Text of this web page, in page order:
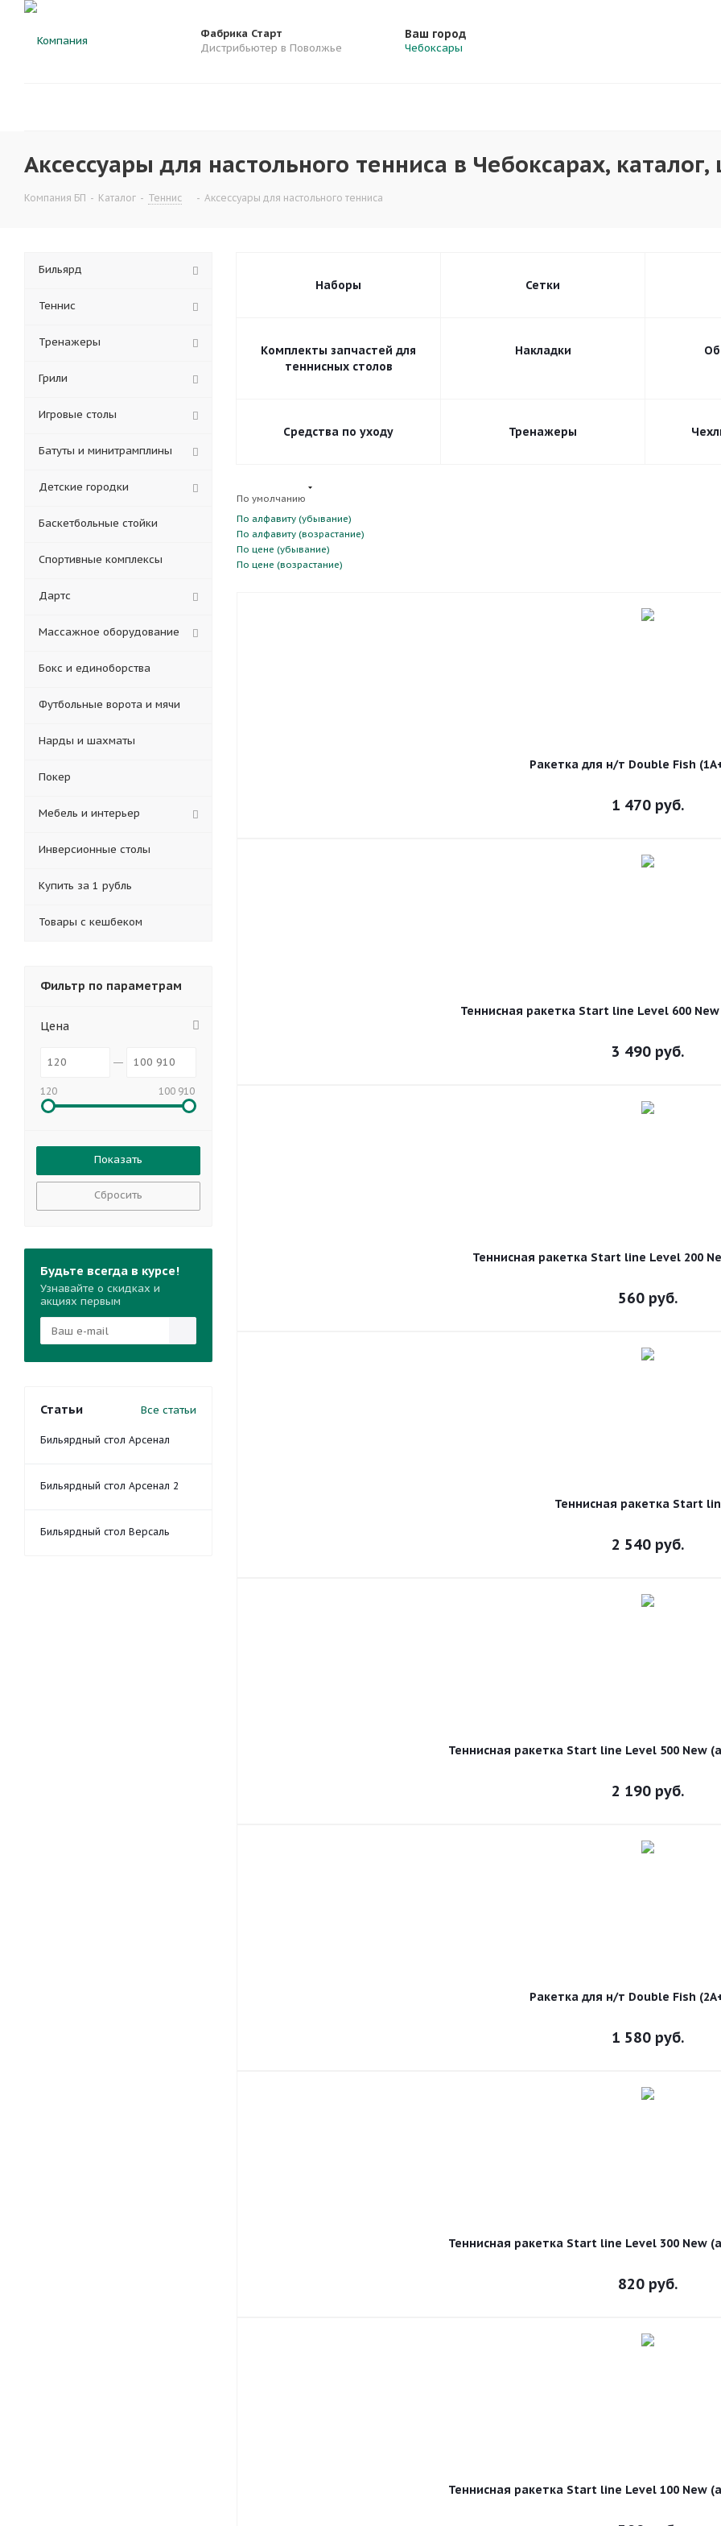
Фабрика Старт
Дистрибьютер в Поволжье
Ваш город
Чебоксары
Аксессуары для настольного тенниса в Чебоксарах,
Компания БП - Каталог - Теннис - Аксессуары для настольного тенниса
Наборы Сетки
Комплекты запчастей для
теннисных столов
Накладки
Средства по уходу Тренажеры
По умолчанию
По алфавиту (убывание)
По алфавиту (возрастание)
По цене (убывание)
По цене (возрастание)
Ракетка для н/т Double Fish
1 470 руб.
Теннисная ракетка Start line Level 600 New
3 490 руб.
Теннисная ракетка Start line Level 200
560 руб.
Теннисная ракетка Start
2 540 руб.
Теннисная ракетка Start line Level 500 New
2 190 руб.
Ракетка для н/т Double Fish
1 580 руб.
Теннисная ракетка Start line Level 300 New
820 руб.
Теннисная ракетка Start line Level 100 New
Бильярд
Теннис
Тренажеры
Грили
Игровые столы
Батуты и минитрамплины
Детские городки
Баскетбольные стойки
Спортивные комплексы
Дартс
Массажное оборудование
Бокс и единоборства
Футбольные ворота и мячи
Нарды и шахматы
Покер
Мебель и интерьер
Инверсионные столы
Купить за 1 рубль
Товары с кешбеком
Фильтр по параметрам
Цена
120 100 910
Сбросить
Будьте всегда в курсе!
Узнавайте о скидках и
акциях первым
Статьи Все статьи
Бильярдный стол Арсенал
Бильярдный стол Арсенал 2
Бильярдный стол Версаль